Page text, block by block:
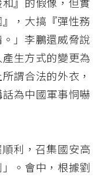
，大搞『彈性務
」李鵬還威脅說
產生方式的變更為
謂合法的外衣，
為中國軍事恫嚇
利，召集國安高
。會中，根據劉